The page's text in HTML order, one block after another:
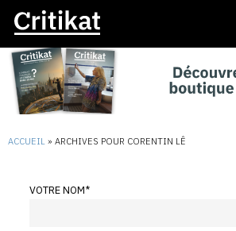
ACCUEIL » ARCHIVES POUR CORENTIN LÊ
VOTRE NOM*